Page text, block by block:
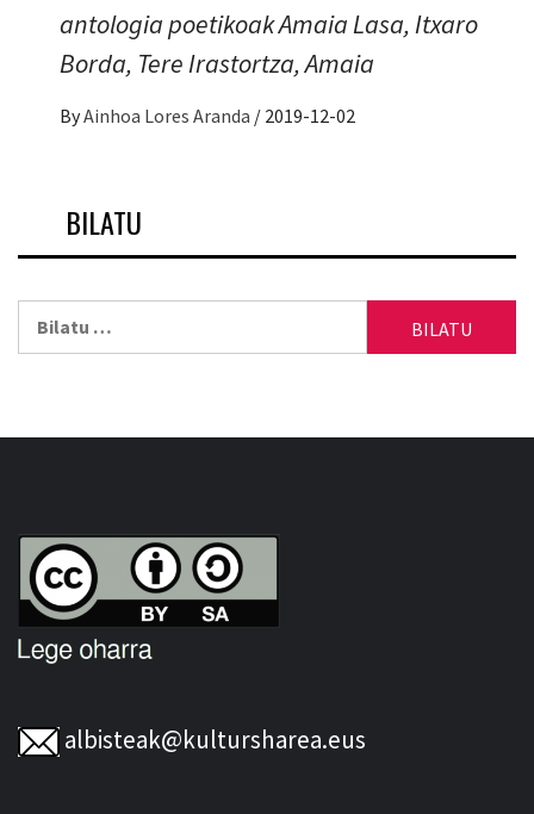
antologia poetikoak Amaia Lasa, Itxaro
Borda, Tere Irastortza, Amaia
ByAinhoa Lores Aranda / 2019-12-02
BILATU
albisteak@kultursharea.eus